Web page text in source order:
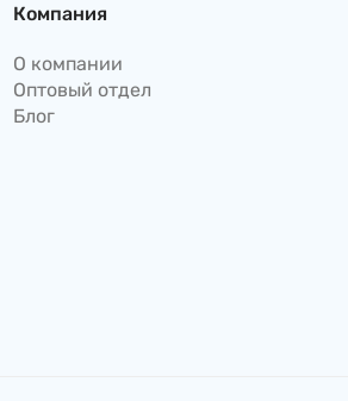
Компания
О компании
Оптовый отдел
Блог